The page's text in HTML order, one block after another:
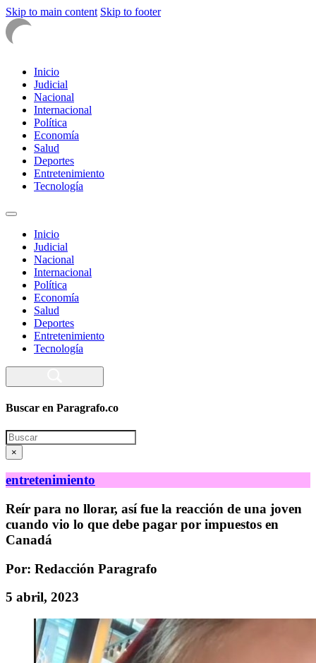
Skip to main content Skip to footer
Inicio
Judicial
Nacional
Internacional
Política
Economía
Salud
Deportes
Entretenimiento
Tecnología
Inicio
Judicial
Nacional
Internacional
Política
Economía
Salud
Deportes
Entretenimiento
Tecnología
Buscar en Paragrafo.co
Search
×
entretenimiento
Reír para no llorar, así fue la reacción de una joven
cuando vio lo que debe pagar por impuestos en
Canadá
Por: Redacción Paragrafo
5 abril, 2023